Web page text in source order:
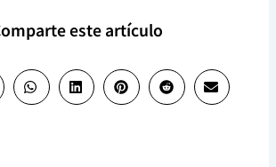
este artículo